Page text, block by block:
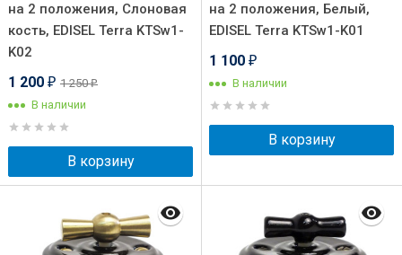
на 2 положения, Слоновая
кость, EDISEL Terra KTSw1-
K02
1 200 ₽ 1 250₽
В наличии
В корзину
на 2 положения, Белый,
EDISEL Terra KTSw1-K01
1 100 ₽
В наличии
В корзину